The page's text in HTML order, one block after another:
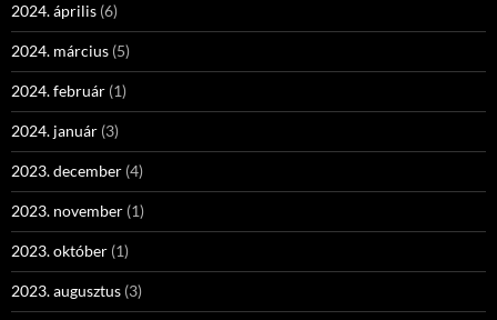
2024. április (6)
2024. március (5)
2024. február (1)
2024. január (3)
2023. december (4)
2023. november (1)
2023. október (1)
2023. augusztus (3)